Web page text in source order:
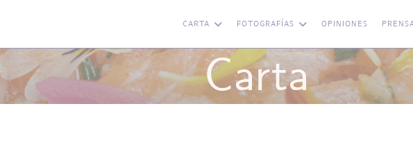
CARTA FOTOGRAFÍAS OPINIONES
Carta